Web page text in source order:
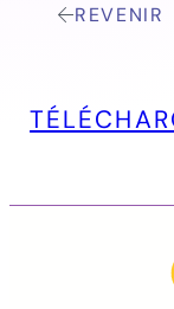
REVENIR